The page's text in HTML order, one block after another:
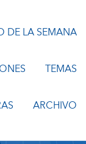
DE LA SEMANA
TEMAS
ARCHIVO